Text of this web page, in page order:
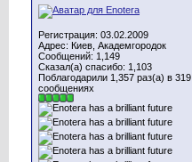
Регистрация: 03.02.2009
Адрес: Киев, Академгородок
Сообщений: 1,149
Сказал(а) спасибо: 1,103
Поблагодарили 1,357 раз(а) в 319
сообщениях